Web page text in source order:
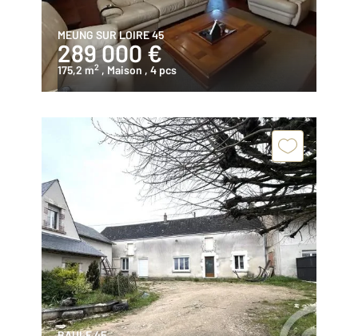
MEUNG SUR LOIRE 45
289 000 €
175,2 m2 , Maison , 4 pcs